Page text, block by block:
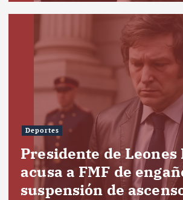
Deportes
Presidente de Leones
acusa a FMF de
suspensión de